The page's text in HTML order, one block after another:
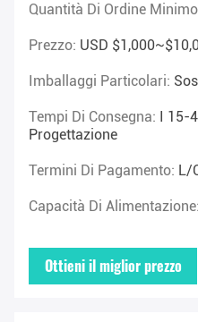
Quantità Di Ordine
Prezzo: USD
Imballaggi Particolari:
Tempi Di Consegna:
I
Progettazione
Termini Di Pagamento: L/
Capacità Di Alimentazione:
Ottieni il miglior prezzo